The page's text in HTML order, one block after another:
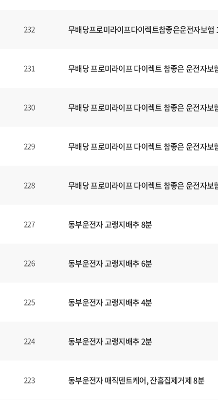
232 무배당프로미라이프다이렉트참좋은운전자보험
231 무배당 프로미라이프 다이렉트 참좋은 운전자보
230 무배당 프로미라이프 다이렉트 참좋은 운전자보
229 무배당 프로미라이프 다이렉트 참좋은 운전자보
228 무배당 프로미라이프 다이렉트 참좋은 운전자보
227 동부운전자 고랭지배추 8분
226 동부운전자 고랭지배추 6분
225 동부운전자 고랭지배추 4분
224 동부운전자 고랭지배추 2분
223 동부운전자 매직덴트케어, 잔흠집제거제 8분